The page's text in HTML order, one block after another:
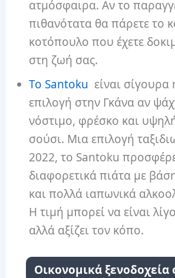
ατμόσφαιρα. Αν το
πιθανότατα θα πάρετε το
κοτόπουλο που έχετε
στη ζωή σας.
Το Santoku είναι
επιλογή στην Γκάνα αν
νόστιμο, φρέσκο ​​και
σούσι. Μια επιλογή
2022, το Santoku
διαφορετικά πιάτα με
και πολλά ιαπωνικά
Η τιμή μπορεί να είναι
αλλά αξίζει τον κόπο.
Οικονομικά ξενοδοχεία